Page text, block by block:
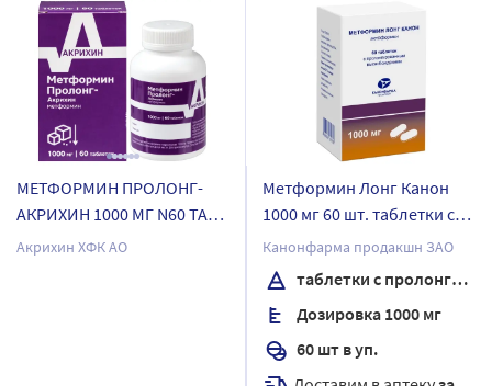
МЕТФОРМИН ПРОЛОНГ-
АКРИХИН 1000 МГ N60 ТАБЛ
ПРОЛОНГ ВЫСВОБ П/
Акрихин ХФК АО
Метформин Лонг Канон
1000 мг 60 шт. таблетки с
пролонгированным
высвобождением банка
Канонфарма продакшн ЗАО
таблетки с пролонгированным высвобождением
Дозировка 1000 мг
60 шт в уп.